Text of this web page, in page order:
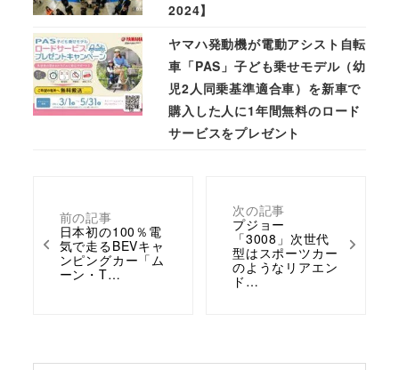
前の記事
日本初の100％電
気で走るBEVキャ
ンピングカー「ム
ーン・T…
次の記事
プジョー
「3008」次世代
型はスポーツカー
のようなリアエン
ド…
2024】
ヤマハ発動機が電動アシスト自転
車「PAS」子ども乗せモデル（幼
児2人同乗基準適合車）を新車で
購入した人に1年間無料のロード
サービスをプレゼント